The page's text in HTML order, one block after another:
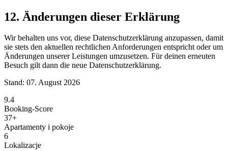
12. Änderungen dieser Erklärung
Wir behalten uns vor, diese Datenschutzerklärung anzupassen, damit
sie stets den aktuellen rechtlichen Anforderungen entspricht oder um
Änderungen unserer Leistungen umzusetzen. Für deinen erneuten
Besuch gilt dann die neue Datenschutzerklärung.
Stand: 07. August 2026
9.4
Booking-Score
37+
Apartamenty i pokoje
6
Lokalizacje